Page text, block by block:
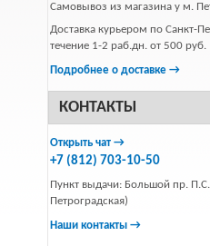
Самовывоз из магазина у м.
Доставка курьером по Санкт-
течение 1-2 раб.дн. от 500 руб.
Подробнее о доставке →
КОНТАКТЫ
Открыть чат →
+7 (812) 703-10-50
Пункт выдачи: Большой пр.
Петроградская)
Наши контакты →